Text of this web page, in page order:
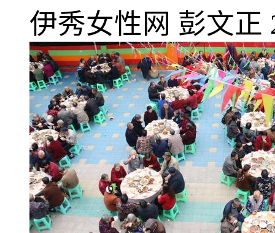
伊秀女性网 彭文正